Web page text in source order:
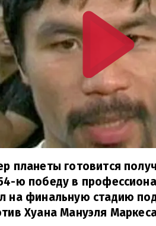
планеты готовится
ю победу в
на финальную стадию
Хуана Мануэля